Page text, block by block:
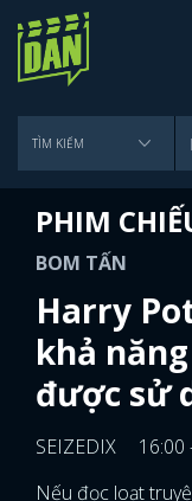
PHIM
BOM TẤN
Harry
khả
được sử
SEIZEDIX
Nếu đọc loạt